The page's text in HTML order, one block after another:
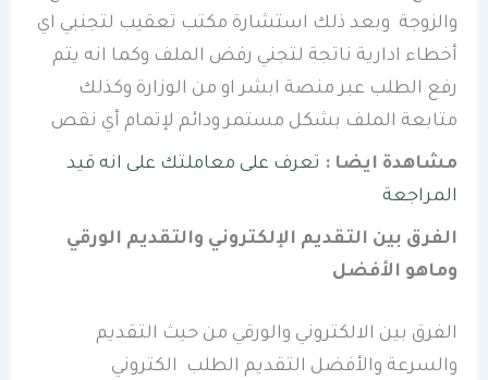
والزوجة وبعد ذلك استشارة مكتب تعقيب لتجنبي اي
أخطاء ادارية ناتجة لتجني رفض الملف وكما انه يتم
رفع الطلب عبر منصة ابشر او من الوزارة وكذلك
متابعة الملف بشكل مستمر ودائم لإتمام أي نقص
مشاهدة ايضا : تعرف على معاملتك على انه قيد
المراجعة
الفرق بين التقديم الإلكتروني والتقديم الورقي
وماهو الأفضل
الفرق بين الالكتروني والورقي من حيث التقديم
والسرعة والأفضل التقديم الطلب الكتروني